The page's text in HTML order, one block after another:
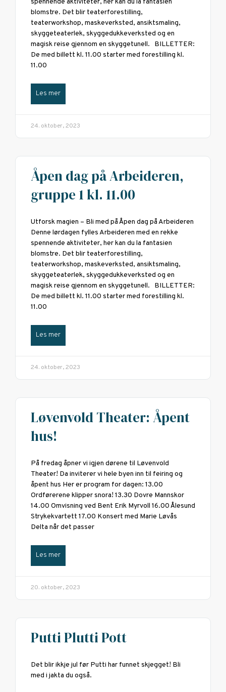
spennende aktiviteter, her kan du la fantasien
blomstre. Det blir teaterforestilling,
teaterworkshop, maskeverksted, ansiktsmaling,
skyggeteaterlek, skyggedukkeverksted og en
magisk reise gjennom en skyggetunell. BILLETTER:
De med billett kl. 11.00 starter med forestilling kl.
11.00
Les mer
24. oktober, 2023
Åpen dag på Arbeideren,
gruppe 1 kl. 11.00
Utforsk magien – Bli med på Åpen dag på Arbeideren
Denne lørdagen fylles Arbeideren med en rekke
spennende aktiviteter, her kan du la fantasien
blomstre. Det blir teaterforestilling,
teaterworkshop, maskeverksted, ansiktsmaling,
skyggeteaterlek, skyggedukkeverksted og en
magisk reise gjennom en skyggetunell. BILLETTER:
De med billett kl. 11.00 starter med forestilling kl.
11.00
Les mer
24. oktober, 2023
Løvenvold Theater: Åpent
hus!
På fredag åpner vi igjen dørene til Løvenvold
Theater! Da inviterer vi hele byen inn til feiring og
åpent hus Her er program for dagen: 13.00
Ordførerene klipper snora! 13.30 Dovre Mannskor
14.00 Omvisning ved Bent Erik Myrvoll 16.00 Ålesund
Strykekvartett 17.00 Konsert med Marie Løvås
Delta når det passer
Les mer
20. oktober, 2023
Putti Plutti Pott
Det blir ikkje jul før Putti har funnet skjegget! Bli
med i jakta du også.